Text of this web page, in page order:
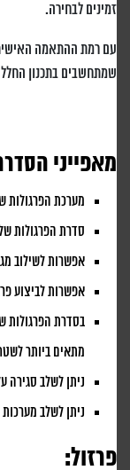
זמינים לבחירה.
עם רמת ההתאמה האישית
שמתחשבים בתכנון החלל
מאפייני הסדרה:
מערכת הפרגולות של
סדרת הפרגולות של
אפשרות לשילוב
אפשרות לביצוע
בסדרת הפרגולות של
מתאים ביותר
ניתן לשלב סגירה
ניתן לשלב מערכות
פרזול: